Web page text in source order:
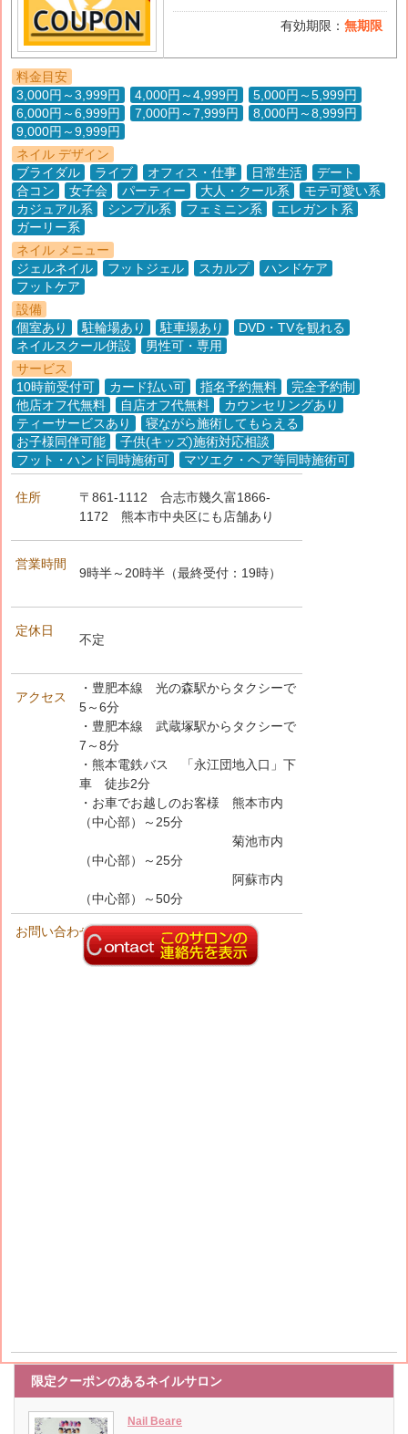
有効期限： 無期限
料金目安
3,000円～3,999円
4,000円～4,999円
5,000円～5,999円
6,000円～6,999円
7,000円～7,999円
8,000円～8,999円
9,000円～9,999円
ネイル デザイン
ブライダル
ライブ オフィス・仕事 日常生活
デート
合コン
女子会 パーティー 大人・クール系
モテ可愛い系
カジュアル系
シンプル系 フェミニン系
エレガント系
ガーリー系
ネイル メニュー
ジェルネイル
フットジェル スカルプ
ハンドケア
フットケア
設備
個室あり
駐輪場あり 駐車場あり
DVD・TVを観れる
ネイルスクール併設
男性可・専用
サービス
10時前受付可
カード払い可 指名予約無料
完全予約制
他店オフ代無料
自店オフ代無料
カウンセリングあり
ティーサービスあり
寝ながら施術してもらえる
お子様同伴可能
子供(キッズ)施術対応相談
フット・ハンド同時施術可
マツエク・ヘア等同時施術可
住所 〒861-1112 合志市幾久富1866-
1172 熊本市中央区にも店舗あり
営業時間
9時半～20時半（最終受付：19時）
定休日
不定
アクセス
・豊肥本線 光の森駅からタクシーで
5～6分
・豊肥本線 武蔵塚駅からタクシーで
7～8分
・熊本電鉄バス 「永江団地入口」下
車 徒歩2分
・お車でお越しのお客様 熊本市内
（中心部）～25分
菊池市内
（中心部）～25分
阿蘇市内
（中心部）～50分
お問い合わせ先
限定クーポンのあるネイルサロン
Nail Beare